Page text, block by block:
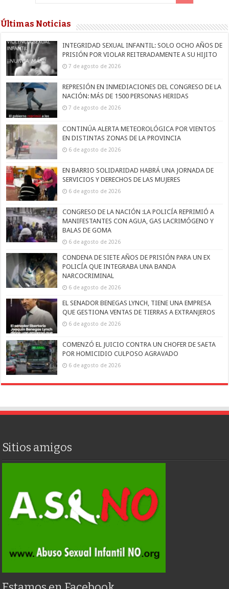
Últimas Noticias
INTEGRIDAD SEXUAL INFANTIL: SOLO OCHO AÑOS DE
PRISIÓN POR VIOLAR REITERADAMENTE A SU HIJITO
7 de agosto de 2026
REPRESIÓN EN INMEDIACIONES DEL CONGRESO DE LA
NACIÓN: MÁS DE 1500 PERSONAS HERIDAS
7 de agosto de 2026
CONTINÚA ALERTA METEOROLÓGICA POR VIENTOS
EN DISTINTAS ZONAS DE LA PROVINCIA
6 de agosto de 2026
EN BARRIO SOLIDARIDAD HABRÁ UNA JORNADA DE
SERVICIOS Y DERECHOS DE LAS MUJERES
6 de agosto de 2026
CONGRESO DE LA NACIÓN :LA POLICÍA REPRIMIÓ A
MANIFESTANTES CON AGUA, GAS LACRIMÓGENO Y
BALAS DE GOMA
6 de agosto de 2026
CONDENA DE SIETE AÑOS DE PRISIÓN PARA UN EX
POLICÍA QUE INTEGRABA UNA BANDA
NARCOCRIMINAL
6 de agosto de 2026
EL SENADOR BENEGAS LYNCH, TIENE UNA EMPRESA
QUE GESTIONA VENTAS DE TIERRAS A EXTRANJEROS
6 de agosto de 2026
COMENZÓ EL JUICIO CONTRA UN CHOFER DE SAETA
POR HOMICIDIO CULPOSO AGRAVADO
6 de agosto de 2026
Sitios amigos